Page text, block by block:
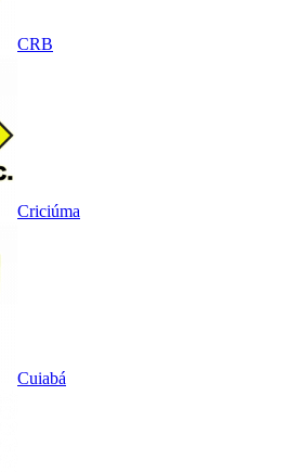
CRB
Criciúma
Cuiabá